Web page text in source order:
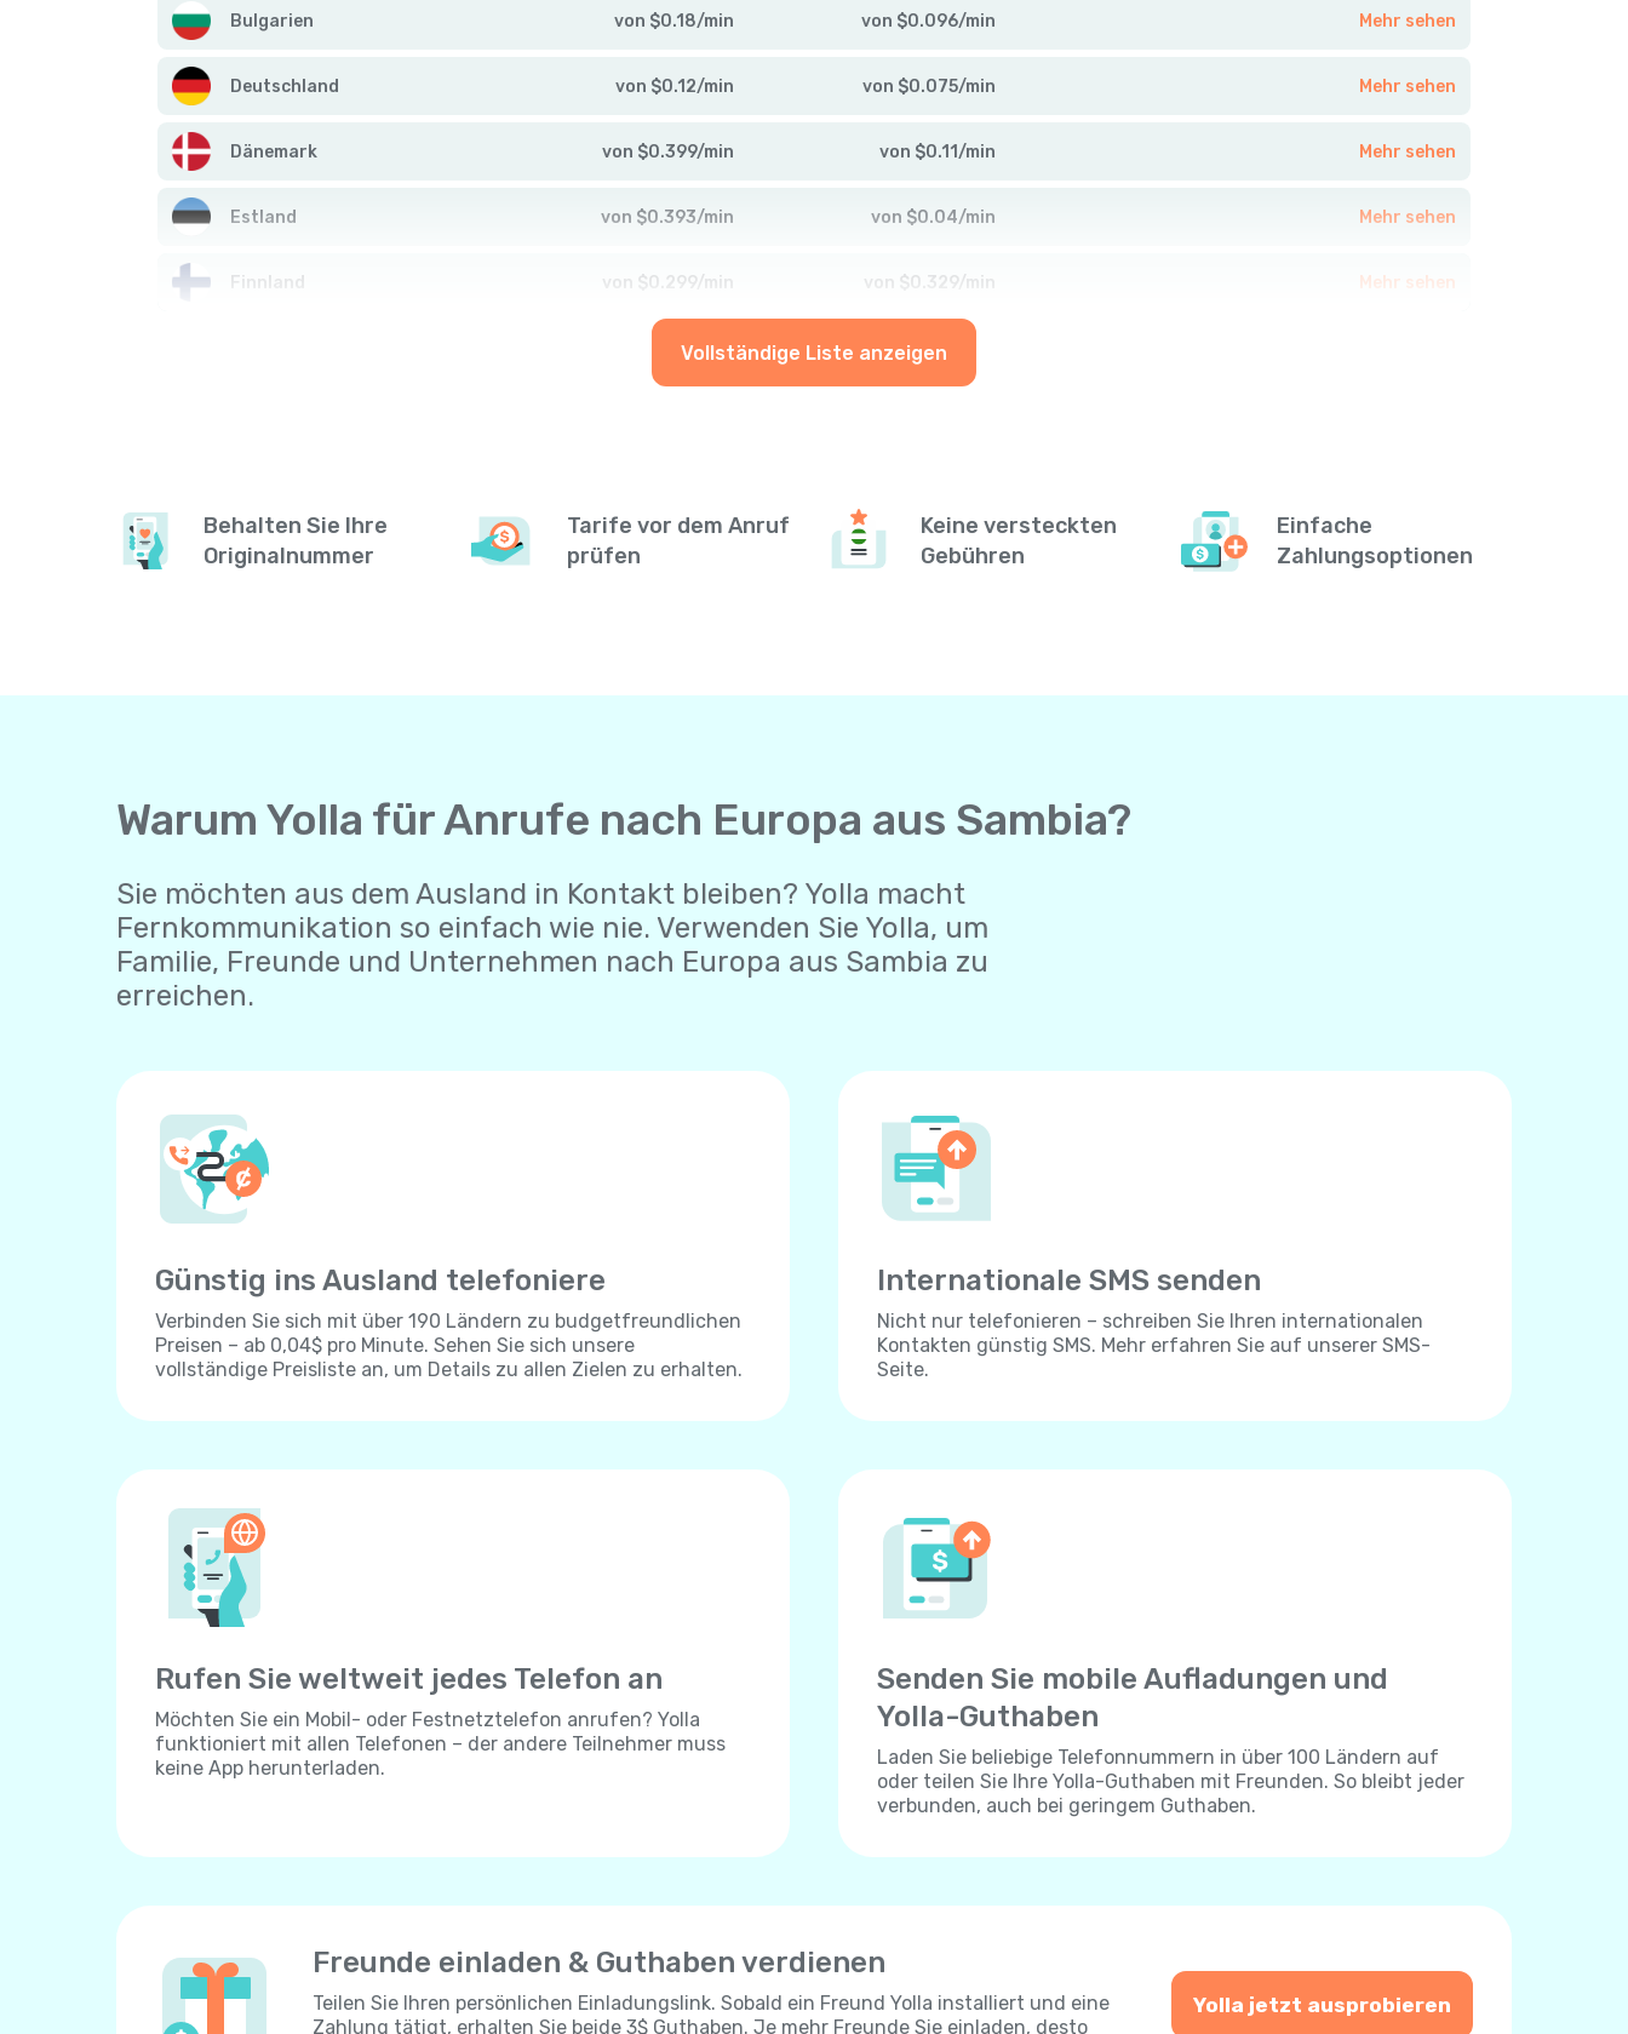
Bulgarien von $0.18/min von $0.096/min Mehr sehen
Deutschland von $0.12/min von $0.075/min Mehr sehen
Dänemark von $0.399/min von $0.11/min Mehr sehen
Estland von $0.393/min von $0.04/min Mehr sehen
Finnland von $ 0.299 / min von $ 0.329 / min Mehr sehen
Vollständige Liste anzeigen
Behalten Sie Ihre
Originalnummer
Tarife vor dem Anruf
prüfen
Keine versteckten
Gebühren
Einfache
Zahlungsoptionen
Warum Yolla für Anrufe nach Europa aus Sambia?
Sie möchten aus dem Ausland in Kontakt bleiben? Yolla macht
Fernkommunikation so einfach wie nie. Verwenden Sie Yolla, um
Familie, Freunde und Unternehmen nach Europa aus Sambia zu
erreichen.
Günstig ins Ausland telefoniere
Verbinden Sie sich mit über 190 Ländern zu budgetfreundlichen
Preisen – ab 0,04$ pro Minute. Sehen Sie sich unsere
vollständige Preisliste an, um Details zu allen Zielen zu erhalten.
Internationale SMS senden
Nicht nur telefonieren – schreiben Sie Ihren internationalen
Kontakten günstig SMS. Mehr erfahren Sie auf unserer SMS-
Seite.
Rufen Sie weltweit jedes Telefon an
Möchten Sie ein Mobil- oder Festnetztelefon anrufen? Yolla
funktioniert mit allen Telefonen – der andere Teilnehmer muss
keine App herunterladen.
Senden Sie mobile Aufladungen und
Yolla-Guthaben
Laden Sie beliebige Telefonnummern in über 100 Ländern auf
oder teilen Sie Ihre Yolla-Guthaben mit Freunden. So bleibt jeder
verbunden, auch bei geringem Guthaben.
Freunde einladen & Guthaben verdienen
Teilen Sie Ihren persönlichen Einladungslink. Sobald ein Freund Yolla installiert und eine
Zahlung tätigt, erhalten Sie beide 3$ Guthaben. Je mehr Freunde Sie einladen, desto
Yolla jetzt ausprobieren